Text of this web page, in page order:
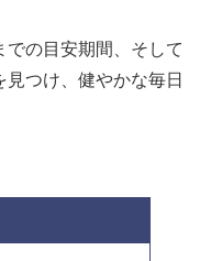
の目安期間、そして
つけ、健やかな毎日